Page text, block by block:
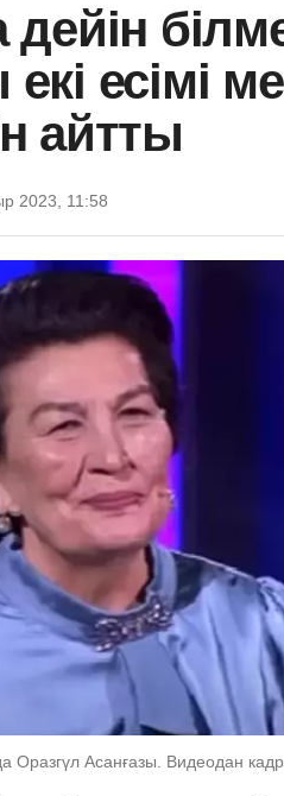
дейін
есімі
айтты
2023, 11:58
Оразгүл Асанғазы. Видеодан